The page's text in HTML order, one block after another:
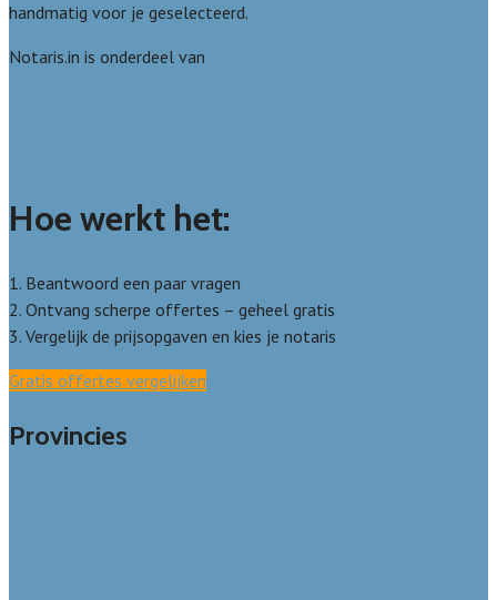
handmatig voor je geselecteerd.
Notaris.in is onderdeel van
Hoe werkt het:
1. Beantwoord een paar vragen
2. Ontvang scherpe offertes – geheel gratis
3. Vergelijk de prijsopgaven en kies je notaris
Gratis offertes vergelijken
Provincies